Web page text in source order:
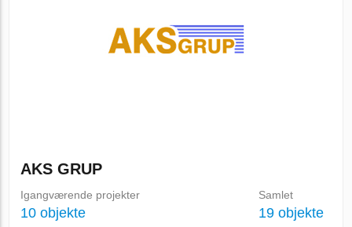
AKS GRUP
Igangværende projekter
10 objekte
Samlet
19 objekte